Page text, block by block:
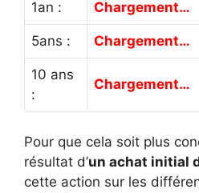
1an : Chargement…
5ans : Chargement…
10 ans
:
Chargement…
Pour que cela soit plus
résultat d’un achat initial
cette action sur les